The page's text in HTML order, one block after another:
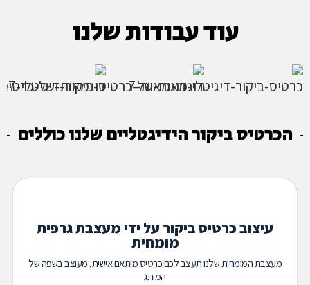
עוד עבודות שלנו
הכרטיס ביקור הידיגטליים שלנו כוללים
עיצוב כרטיס ביקור על ידי מעצבת גרפית
מומחית
מעצבת המומחית שלנו תעצב לכם כרטיס מותאם אישית, מעוצב בשפה של
המותג